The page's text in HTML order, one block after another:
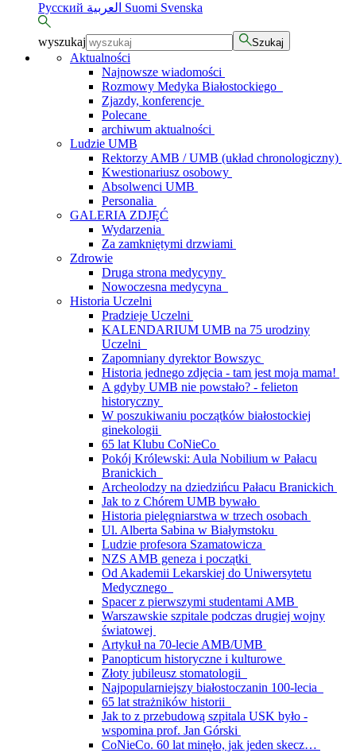
Русский
Suomi Svenska
wyszukaj Szukaj
Aktualności
Najnowsze wiadomości
Rozmowy Medyka Białostockiego
Zjazdy, konferencje
Polecane
archiwum aktualności
Ludzie UMB
Rektorzy AMB / UMB (układ chronologiczny)
Kwestionariusz osobowy
Absolwenci UMB
Personalia
GALERIA ZDJĘĆ
Wydarzenia
Za zamkniętymi drzwiami
Zdrowie
Druga strona medycyny
Nowoczesna medycyna
Historia Uczelni
Pradzieje Uczelni
KALENDARIUM UMB na 75 urodziny
Uczelni
Zapomniany dyrektor Bowszyc
Historia jednego zdjęcia - tam jest moja mama!
A gdyby UMB nie powstało? - felieton
historyczny
W poszukiwaniu początków białostockiej
ginekologii
65 lat Klubu CoNieCo
Pokój Królewski: Aula Nobilium w Pałacu
Branickich
Archeolodzy na dziedzińcu Pałacu Branickich
Jak to z Chórem UMB bywało
Historia pielęgniarstwa w trzech osobach
Ul. Alberta Sabina w Białymstoku
Ludzie profesora Szamatowicza
NZS AMB geneza i początki
Od Akademii Lekarskiej do Uniwersytetu
Medycznego
Spacer z pierwszymi studentami AMB
Warszawskie szpitale podczas drugiej wojny
światowej
Artykuł na 70-lecie AMB/UMB
Panopticum historyczne i kulturowe
Złoty jubileusz stomatologii
Najpopularniejszy białostoczanin 100-lecia
65 lat strażników historii
Jak to z przebudową szpitala USK było -
wspomina prof. Jan Górski
CoNieCo. 60 lat minęło, jak jeden skecz…